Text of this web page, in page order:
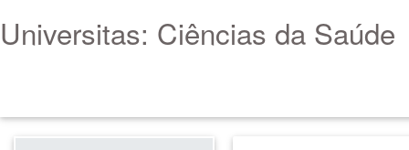
Universitas: Ciências da Saúde